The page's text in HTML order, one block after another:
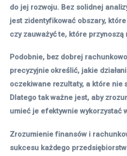
do jej rozwoju. Bez solidnej
jest zidentyfikować obszary,
czy zauważyć te, które przynoszą
Podobnie, bez dobrej
precyzyjnie określić, jakie
oczekiwane rezultaty, a które nie
Dlatego tak ważne jest, aby
umieć je efektywnie wykorzystać
Zrozumienie finansów i
sukcesu każdego